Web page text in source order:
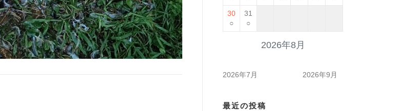
2026年8月
30
○
31
○
2026年7月 2026年9月
最近の投稿